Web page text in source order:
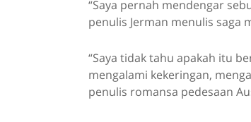
“Saya pernah mendengar
penulis Jerman menulis saga
“Saya tidak tahu apakah itu
mengalami kekeringan,
penulis romansa pedesaan